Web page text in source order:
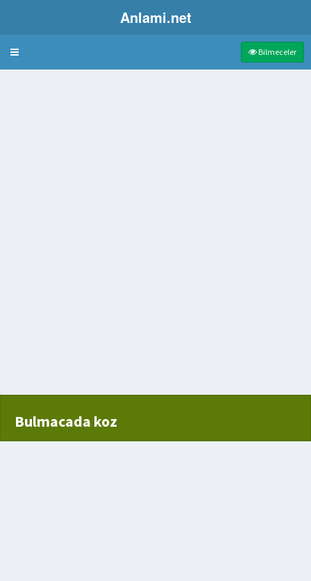
Anlami.net
Bulmaca Bilmeceler
Bulmacada koz